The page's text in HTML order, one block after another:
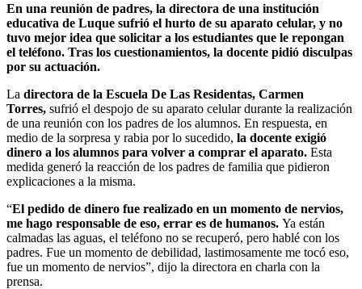
En una reunión de padres, la directora de una institución
educativa de Luque sufrió el hurto de su aparato celular, y no
tuvo mejor idea que solicitar a los estudiantes que le repongan
el teléfono. Tras los cuestionamientos, la docente pidió disculpas
por su actuación.
La directora de la Escuela De Las Residentas, Carmen
Torres, sufrió el despojo de su aparato celular durante la realización
de una reunión con los padres de los alumnos. En respuesta, en
medio de la sorpresa y rabia por lo sucedido, la docente exigió
dinero a los alumnos para volver a comprar el aparato. Esta
medida generó la reacción de los padres de familia que pidieron
explicaciones a la misma.
“El pedido de dinero fue realizado en un momento de nervios,
me hago responsable de eso, errar es de humanos. Ya están
calmadas las aguas, el teléfono no se recuperó, pero hablé con los
padres. Fue un momento de debilidad, lastimosamente me tocó eso,
fue un momento de nervios”, dijo la directora en charla con la
prensa.